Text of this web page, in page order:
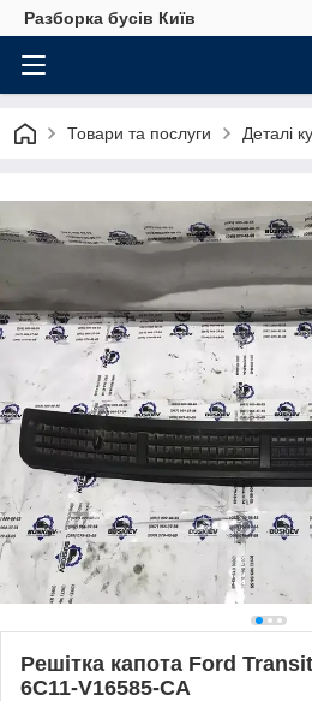
Разборка бусів Київ
Товари та послуги Деталі
Решітка капота Ford
6C11-V16585-CA